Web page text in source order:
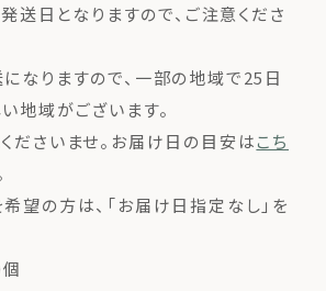
送日となりますので、ご注意くださ
なりますので、一部の地域で25日
地域がございます。
ださいませ。お届け日の目安はこち
望の方は、「お届け日指定なし」を